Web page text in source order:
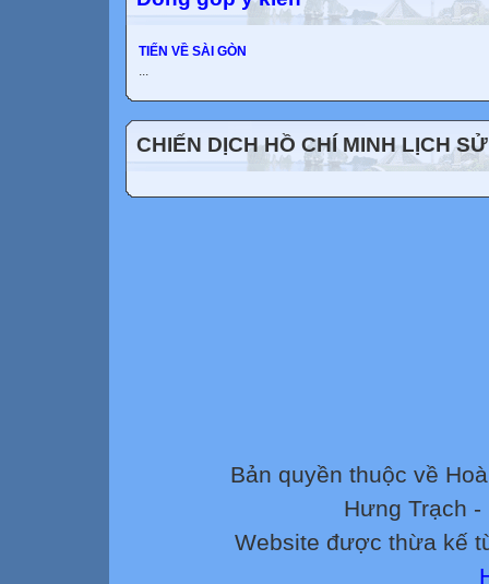
TIẾN VỀ SÀI GÒN
...
CHIẾN DỊCH HỒ CHÍ MINH LỊCH SỬ
Bản quyền thuộc về
Hưng Trạch -
Website được thừa kế